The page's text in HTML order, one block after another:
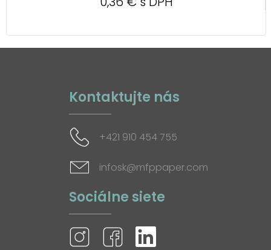
Kontaktujte nás
+421 910 454 755
infosk@mfppaper.com
Sociálne siete